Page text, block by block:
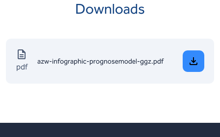
Downloads
pdf
azw-infographic-prognosemodel-ggz.pdf